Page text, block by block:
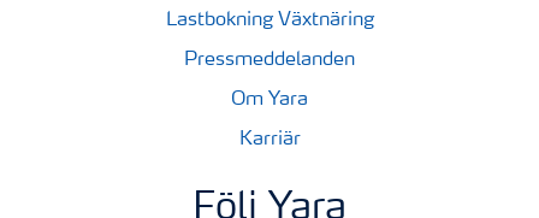
Lastbokning Växtnäring
Pressmeddelanden
Om Yara
Karriär
Följ Yara